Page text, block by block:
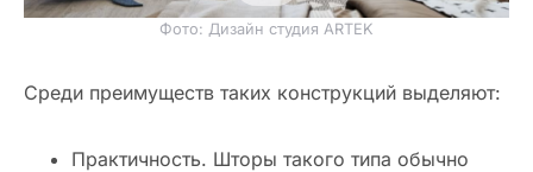
Фото: Дизайн студия ARTEK
Среди преимуществ таких конструкций выделяют:
Практичность. Шторы такого типа обычно